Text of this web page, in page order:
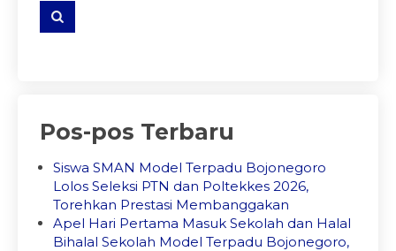
Pos-pos Terbaru
Siswa SMAN Model Terpadu Bojonegoro
Lolos Seleksi PTN dan Poltekkes 2026,
Torehkan Prestasi Membanggakan
Apel Hari Pertama Masuk Sekolah dan Halal
Bihalal Sekolah Model Terpadu Bojonegoro,